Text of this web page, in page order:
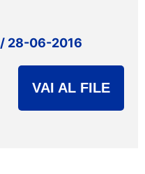
/ 28-06-2016
VAI AL FILE